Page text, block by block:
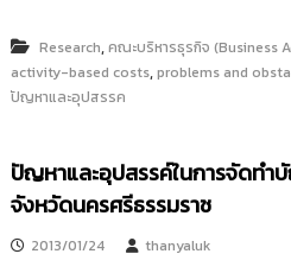
ย Research,คณะบริหารธุรกิจ (Business
activity-based costs,problems and
ปัญหาและอุปสรรค
ปัญหาและอุปสรรค์ในการจัดทำ
จังหวัดนครศรีธรรมราช
2013/01/24 thanyaluk